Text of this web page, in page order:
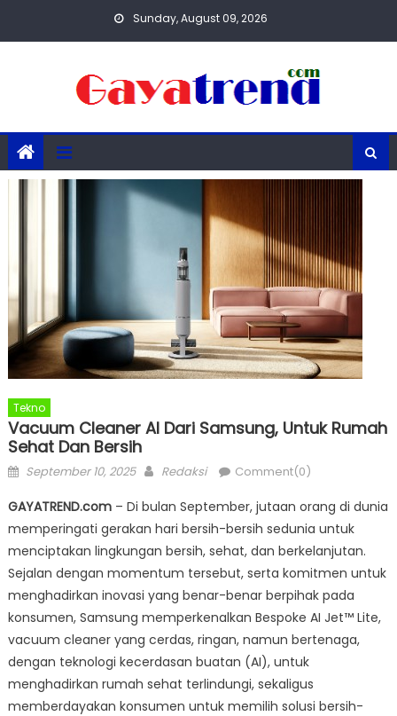
Sunday, August 09, 2026
Tekno
Vacuum Cleaner AI Dari Samsung, Untuk Rumah
Sehat Dan Bersih
Posted
September 10, 2025 Author
Redaksi Comment(0)
GAYATREND.com– Di bulan September, jutaan orang di dunia
memperingati gerakan hari bersih-bersih sedunia untuk
menciptakan lingkungan bersih, sehat, dan berkelanjutan.
Sejalan dengan momentum tersebut, serta komitmen untuk
menghadirkan inovasi yang benar-benar berpihak pada
konsumen, Samsung memperkenalkan Bespoke AI Jet™ Lite,
vacuum cleaner yang cerdas, ringan, namun bertenaga,
dengan teknologi kecerdasan buatan (AI), untuk
menghadirkan rumah sehat terlindungi, sekaligus
memberdayakan konsumen untuk memilih solusi bersih-